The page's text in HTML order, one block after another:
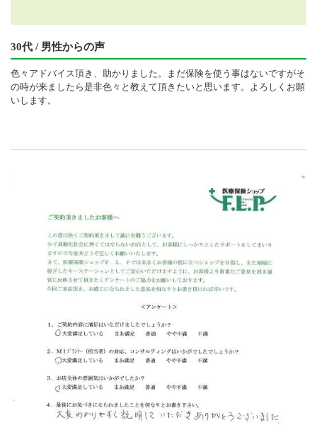
30代 / 男性からの声
色々アドバイス頂き、助かりました。まだ保険を使う事はないですがそ
の時が来ましたら是非色々と教えて頂きたいと思います。よろしくお願
いします。